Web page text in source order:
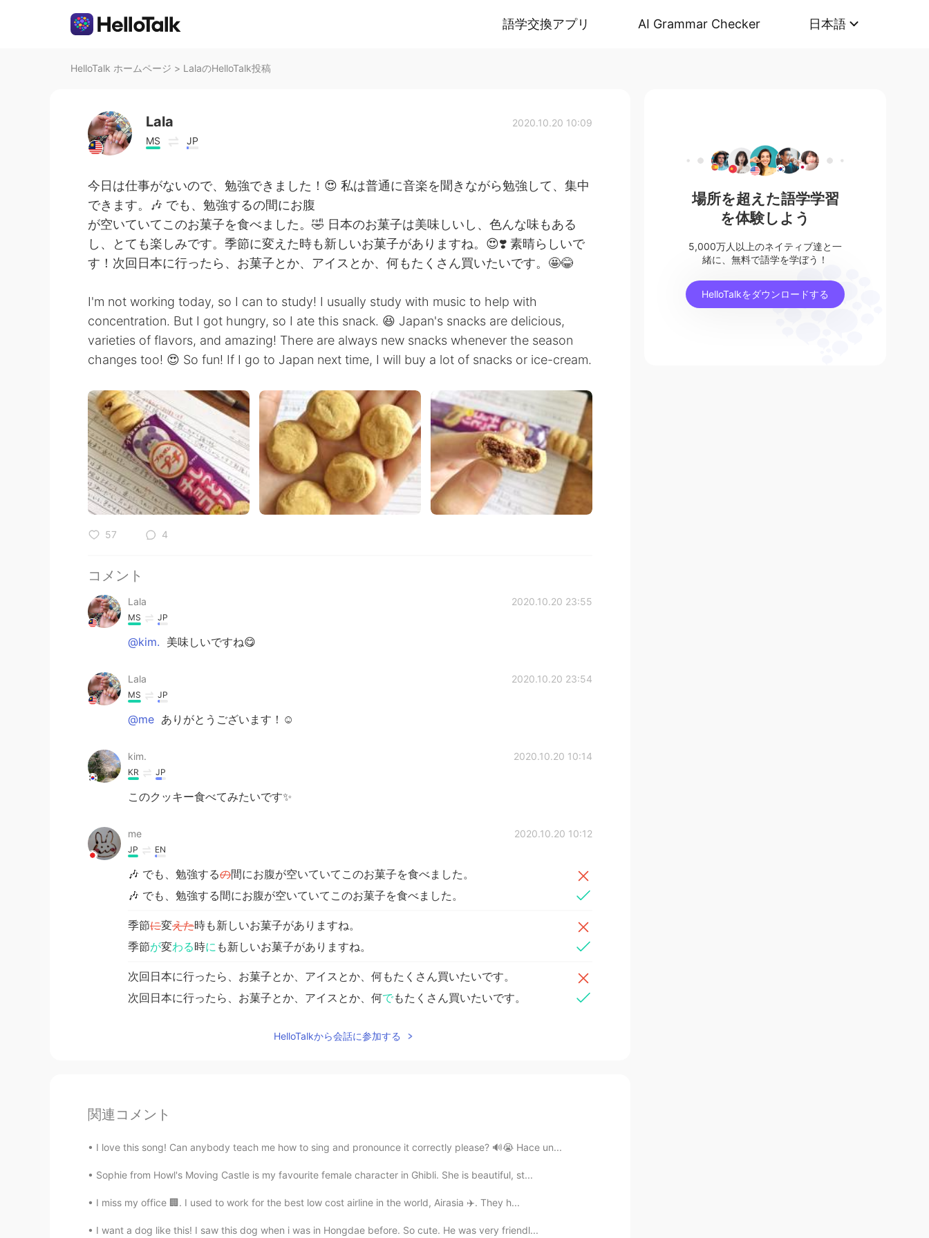
語学交換アプリ AI Grammar Checker 日本語
HelloTalk ホームページ > LalaのHelloTalk投稿
Lala
MS JP
2020.10.20 10:09
今日は仕事がないので、勉強できました！😍 私は普通に音楽を聞きながら勉強して、集中
できます。🎶 でも、勉強するの間にお腹
が空いていてこのお菓子を食べました。🤣 日本のお菓子は美味しいし、色んな味もある
し、とても楽しみです。季節に変えた時も新しいお菓子がありますね。😍❣️ 素晴らしいで
す！次回日本に行ったら、お菓子とか、アイスとか、何もたくさん買いたいです。🤩😂
I'm not working today, so I can to study! I usually study with music to help with
concentration. But I got hungry, so I ate this snack. 😆 Japan's snacks are delicious,
varieties of flavors, and amazing! There are always new snacks whenever the season
changes too! 😍 So fun! If I go to Japan next time, I will buy a lot of snacks or ice-cream.
57 4
コメント
Lala 2020.10.20 23:55
MS JP
@kim. 美味しいですね😋
Lala 2020.10.20 23:54
MS JP
@me ありがとうございます！☺️
kim. 2020.10.20 10:14
KR JP
このクッキー食べてみたいです✨
me 2020.10.20 10:12
JP EN
🎶 でも、勉強するの間にお腹が空いていてこのお菓子を食べました。
🎶 でも、勉強する間にお腹が空いていてこのお菓子を食べました。
季節に変えた時も新しいお菓子がありますね。
季節が変わる時に も新しいお菓子がありますね。
次回日本に行ったら、お菓子とか、アイスとか、何もたくさん買いたいです。
次回日本に行ったら、お菓子とか、アイスとか、何でもたくさん買いたいです。
HelloTalkから会話に参加する
関連コメント
I love this song! Can anybody teach me how to sing and pronounce it correctly please? 🔊😭 Hace un...
Sophie from Howl's Moving Castle is my favourite female character in Ghibli. She is beautiful, st...
I miss my office 🏢. I used to work for the best low cost airline in the world, Airasia ✈️. They h...
I want a dog like this! I saw this dog when i was in Hongdae before. So cute. He was very friendl...
場所を超えた語学学習
を体験しよう
5,000万人以上のネイティブ達と一
緒に、無料で語学を学ぼう！
HelloTalkをダウンロードする